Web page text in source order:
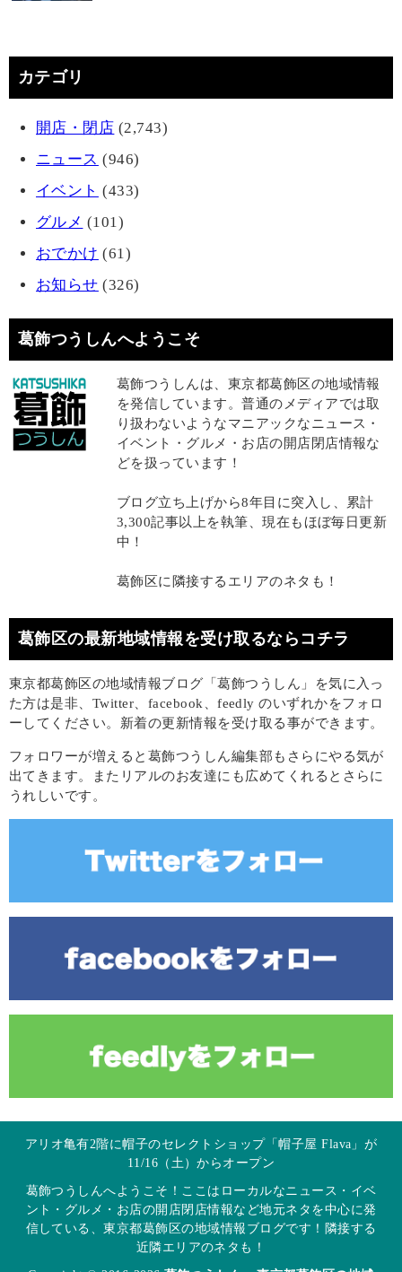
カテゴリ
開店・閉店 (2,743)
ニュース (946)
イベント (433)
グルメ (101)
おでかけ (61)
お知らせ (326)
葛飾つうしんへようこそ
葛飾つうしんは、東京都葛飾区の地域情報
を発信しています。普通のメディアでは取
り扱わないようなマニアックなニュース・
イベント・グルメ・お店の開店閉店情報な
どを扱っています！
ブログ立ち上げから8年目に突入し、累計
3,300記事以上を執筆、現在もほぼ毎日更新
中！
葛飾区に隣接するエリアのネタも！
葛飾区の最新地域情報を受け取るならコチラ
東京都葛飾区の地域情報ブログ「葛飾つうしん」を気に入っ
た方は是非、Twitter、facebook、feedly のいずれかをフォロ
ーしてください。新着の更新情報を受け取る事ができます。
フォロワーが増えると葛飾つうしん編集部もさらにやる気が
出てきます。またリアルのお友達にも広めてくれるとさらに
うれしいです。
アリオ亀有2階に帽子のセレクトショップ「帽子屋 Flava」が
11/16（土）からオープン
葛飾つうしんへようこそ！ここはローカルなニュース・イベ
ント・グルメ・お店の開店閉店情報など地元ネタを中心に発
信している、東京都葛飾区の地域情報ブログです！隣接する
近隣エリアのネタも！